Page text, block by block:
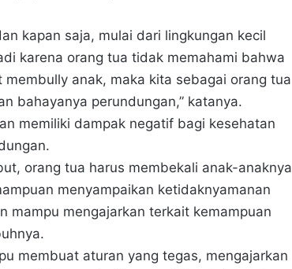
kapan saja, mulai dari lingkungan kecil
karena orang tua tidak memahami bahwa
anak, maka kita sebagai orang tua
bahayanya perundungan,” katanya.
memiliki dampak negatif bagi kesehatan
orang tua harus membekali anak-anaknya
menyampaikan ketidaknyamanan
mampu mengajarkan terkait kemampuan
membuat aturan yang tegas, mengajarkan